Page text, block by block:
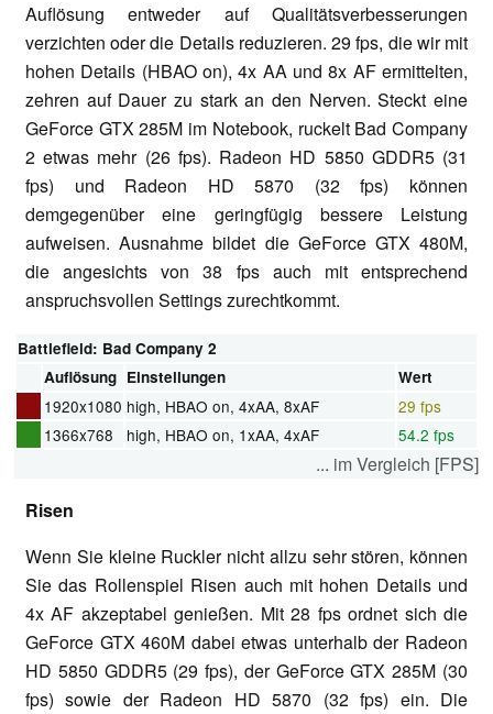
Auflösung entweder auf Qualitätsverbesserungen
verzichten oder die Details reduzieren. 29 fps, die wir mit
hohen Details (HBAO on), 4x AA und 8x AF ermittelten,
zehren auf Dauer zu stark an den Nerven. Steckt eine
GeForce GTX 285M im Notebook, ruckelt Bad Company
2 etwas mehr (26 fps). Radeon HD 5850 GDDR5 (31
fps) und Radeon HD 5870 (32 fps) können
demgegenüber eine geringfügig bessere Leistung
aufweisen. Ausnahme bildet die GeForce GTX 480M,
die angesichts von 38 fps auch mit entsprechend
anspruchsvollen Settings zurechtkommt.
Battlefield: Bad Company 2
Auflösung Einstellungen Wert
1920x1080 high, HBAO on, 4xAA, 8xAF
29 fps
1366x768
high, HBAO on, 1xAA, 4xAF 54.2 fps
... im Vergleich [FPS]
Risen
Wenn Sie kleine Ruckler nicht allzu sehr stören, können
Sie das Rollenspiel Risen auch mit hohen Details und
4x AF akzeptabel genießen. Mit 28 fps ordnet sich die
GeForce GTX 460M dabei etwas unterhalb der Radeon
HD 5850 GDDR5 (29 fps), der GeForce GTX 285M (30
fps) sowie der Radeon HD 5870 (32 fps) ein. Die